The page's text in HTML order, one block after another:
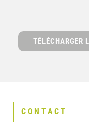
TÉLÉCHARGER
CONTACT